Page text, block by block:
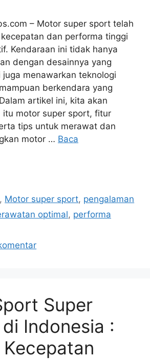
– Motor super sport telah
dan performa tinggi
Kendaraan ini tidak hanya
dengan desainnya yang
menawarkan teknologi
berkendara yang
artikel ini, kita akan
itu motor super sport, fitur
tips untuk merawat dan
motor … Baca
, Motor super sport, pengalaman
optimal, performa
Super
Indonesia :